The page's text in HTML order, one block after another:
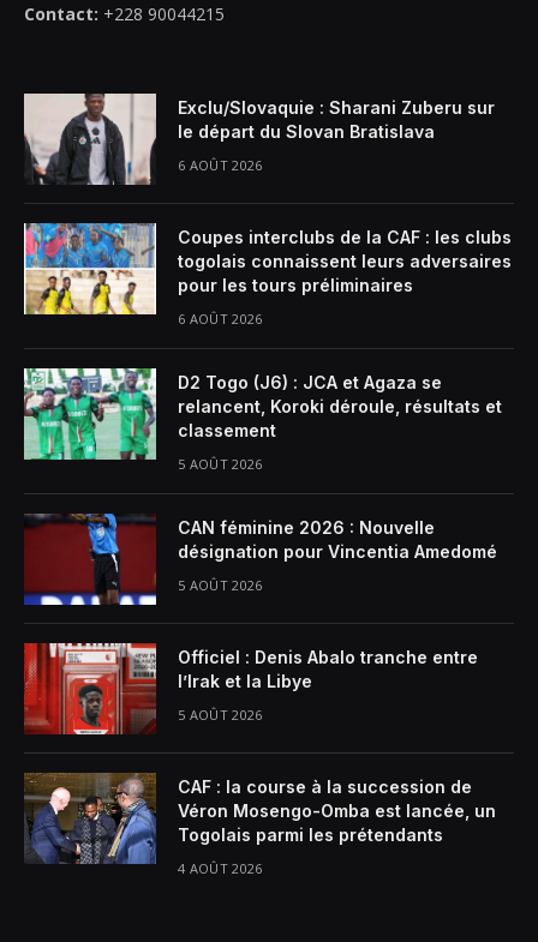
Contact: +228 90044215
Exclu/Slovaquie : Sharani Zuberu sur
le départ du Slovan Bratislava
6 AOÛT 2026
Coupes interclubs de la CAF : les clubs
togolais connaissent leurs adversaires
pour les tours préliminaires
6 AOÛT 2026
D2 Togo (J6) : JCA et Agaza se
relancent, Koroki déroule, résultats et
classement
5 AOÛT 2026
CAN féminine 2026 : Nouvelle
désignation pour Vincentia Amedomé
5 AOÛT 2026
Officiel : Denis Abalo tranche entre
l’Irak et la Libye
5 AOÛT 2026
CAF : la course à la succession de
Véron Mosengo-Omba est lancée, un
Togolais parmi les prétendants
4 AOÛT 2026